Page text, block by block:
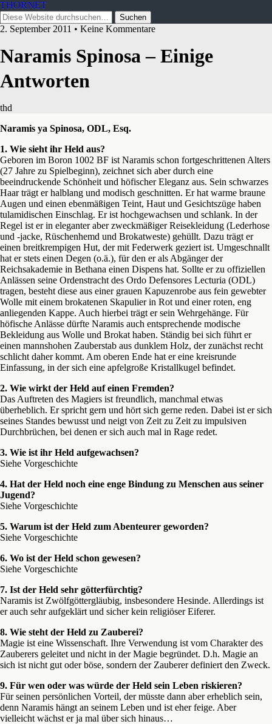
THORNET
2. September 2011 • Keine Kommentare
Naramis Spinosa – Einige
Antworten
thd
Naramis ya Spinosa, ODL, Esq.
1. Wie sieht ihr Held aus?
Geboren im Boron 1002 BF ist Naramis schon fortgeschrittenen Alters
(27 Jahre zu Spielbeginn), zeichnet sich aber durch eine
beeindruckende Schönheit und höfischer Eleganz aus. Sein schwarzes
Haar trägt er halblang und modisch geschnitten. Er hat warme braune
Augen und einen ebenmäßigen Teint, Haut und Gesichtszüge haben
tulamidischen Einschlag. Er ist hochgewachsen und schlank. In der
Regel ist er in eleganter aber zweckmäßiger Reisekleidung (Lederhose
und -jacke, Rüschenhemd und Brokatweste) gehüllt. Dazu trägt er
einen breitkrempigen Hut, der mit Federwerk geziert ist. Umgeschnallt
hat er stets einen Degen (o.ä.), für den er als Abgänger der
Reichsakademie in Bethana einen Dispens hat. Sollte er zu offiziellen
Anlässen seine Ordenstracht des Ordo Defensores Lecturia (ODL)
tragen, besteht diese aus einer grauen Kapuzenrobe aus fein gewebter
Wolle mit einem brokatenen Skapulier in Rot und einer roten, eng
anliegenden Kappe. Auch hierbei trägt er sein Wehrgehänge. Für
höfische Anlässe dürfte Naramis auch entsprechende modische
Bekleidung aus Wolle und Brokat haben. Ständig bei sich führt er
einen mannshohen Zauberstab aus dunklem Holz, der zunächst recht
schlicht daher kommt. Am oberen Ende hat er eine kreisrunde
Einfassung, in der sich eine apfelgroße Kristallkugel befindet.
2. Wie wirkt der Held auf einen Fremden?
Das Auftreten des Magiers ist freundlich, manchmal etwas
überheblich. Er spricht gern und hört sich gerne reden. Dabei ist er sich
seines Standes bewusst und neigt von Zeit zu Zeit zu impulsiven
Durchbrüchen, bei denen er sich auch mal in Rage redet.
3. Wie ist ihr Held aufgewachsen?
Siehe Vorgeschichte
4. Hat der Held noch eine enge Bindung zu Menschen aus seiner
Jugend?
Siehe Vorgeschichte
5. Warum ist der Held zum Abenteurer geworden?
Siehe Vorgeschichte
6. Wo ist der Held schon gewesen?
Siehe Vorgeschichte
7. Ist der Held sehr götterfürchtig?
Naramis ist Zwölfgöttergläubig, insbesondere Hesinde. Allerdings ist
er auch sehr aufgeklärt und sicher kein religiöser Eiferer.
8. Wie steht der Held zu Zauberei?
Magie ist eine Wissenschaft. Ihre Verwendung ist vom Charakter des
Zauberers geleitet und nicht in der Magie begründet. D.h. Magie an
sich ist nicht gut oder böse, sondern der Zauberer definiert den Zweck.
9. Für wen oder was würde der Held sein Leben riskieren?
Für seinen persönlichen Vorteil, der müsste dann aber erheblich sein,
denn Naramis hängt an seinem Leben und ist eher feige. Aber
vielleicht wächst er ja mal über sich hinaus…